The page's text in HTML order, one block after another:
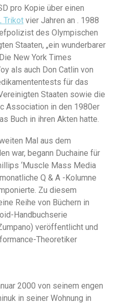
pro Kopie über einen
Trikot vier Jahren an . 1988
des Olympischen
Staaten, „ein wunderbarer
New York Times
als auch Don Catlin von
für das
Staaten sowie die
Association in den 1980er
Buch in ihren Akten hatte.
Mal aus dem
war, begann Duchaine für
‘Muscle Mass Media
Q & A -Kolumne
Zu diesem
Reihe von Büchern in
Handbuchserie
veröffentlicht und
Theoretiker
2000 von seinem engen
in seiner Wohnung in